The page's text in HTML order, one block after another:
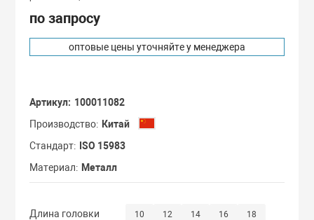
Термостойкие
по запросу
оптовые цены уточняйте у менеджера
Артикул
100011082
Производство Китай
Стандарт ISO 15983
Материал
Металл
Длина головки 10 12 14 16 18